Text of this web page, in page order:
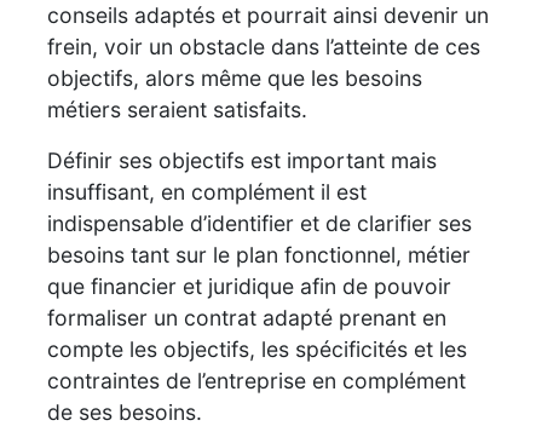
conseils adaptés et pourrait ainsi devenir un
frein, voir un obstacle dans l’atteinte de ces
objectifs, alors même que les besoins
métiers seraient satisfaits.
Définir ses objectifs est important mais
insuffisant, en complément il est
indispensable d’identifier et de clarifier ses
besoins tant sur le plan fonctionnel, métier
que financier et juridique afin de pouvoir
formaliser un contrat adapté prenant en
compte les objectifs, les spécificités et les
contraintes de l’entreprise en complément
de ses besoins.